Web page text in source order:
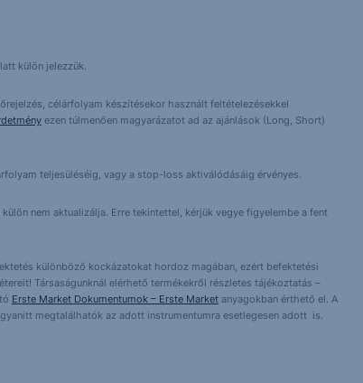
külön jelezzük.
célárfolyam készítésekor használt feltételezésekkel
ezen túlmenően magyarázatot ad az ajánlások (Long, Short)
teljesüléséig, vagy a stop-loss aktiválódásáig érvényes.
nem aktualizálja. Erre tekintettel, kérjük vegye figyelembe a fent
különböző kockázatokat hordoz magában, ezért befektetési
Társaságunknál elérhető termékekről részletes tájékoztatás –
Erste Market Dokumentumok – Erste Marketanyagokban érthető el. A
megtalálhatók az adott instrumentumra esetlegesen adott is.